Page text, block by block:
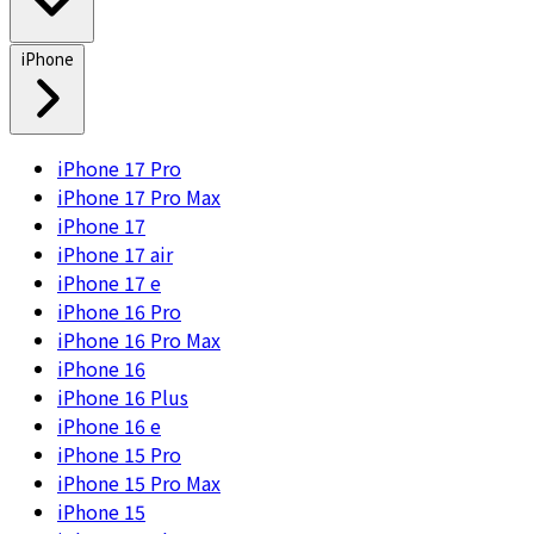
iPhone
iPhone 17 Pro
iPhone 17 Pro Max
iPhone 17
iPhone 17 air
iPhone 17 e
iPhone 16 Pro
iPhone 16 Pro Max
iPhone 16
iPhone 16 Plus
iPhone 16 e
iPhone 15 Pro
iPhone 15 Pro Max
iPhone 15